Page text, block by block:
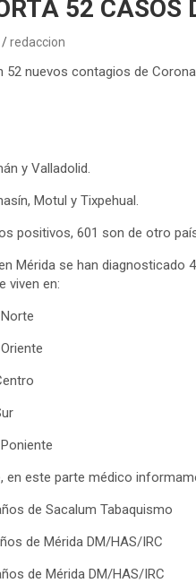
52 CASOS
redaccion
52 nuevos contagios de
y Valladolid.
Motul y Tixpehual.
positivos, 601 son de otro
Mérida se han diagnosticado
viven en:
en este parte médico
de Sacalum Tabaquismo
de Mérida DM/HAS/IRC
de Mérida DM/HAS/IRC